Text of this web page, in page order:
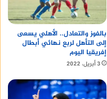
بالفوز والتعادل.. الأهلي يسعى
إلى التأهل لربع نهائي أبطال
إفريقيا اليوم
3 أبريل، 2022